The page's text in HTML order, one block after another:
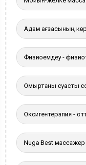
Адам ағзасының
Физиоемдеу -
Омыртқаны суасты
Оксигентерапия -
Nuga Best массажер